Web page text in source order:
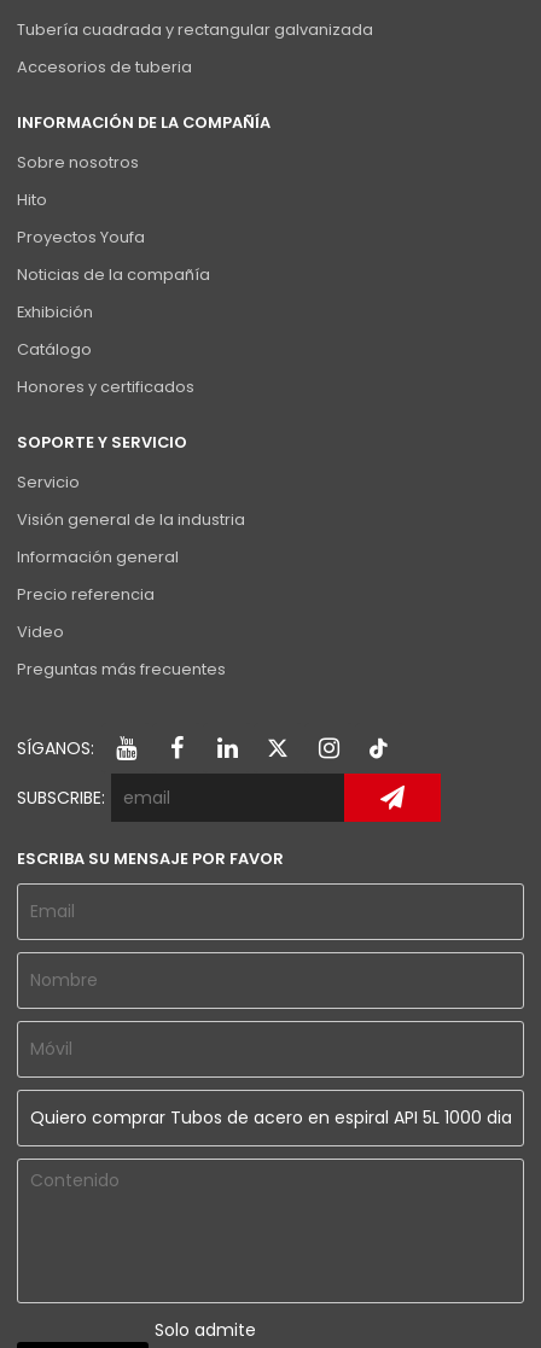
Tubería cuadrada y rectangular galvanizada
Accesorios de tuberia
INFORMACIÓN DE LA COMPAÑÍA
Sobre nosotros
Hito
Proyectos Youfa
Noticias de la compañía
Exhibición
Catálogo
Honores y certificados
SOPORTE Y SERVICIO
Servicio
Visión general de la industria
Información general
Precio referencia
Video
Preguntas más frecuentes
SÍGANOS:
SUBSCRIBE:
ESCRIBA SU MENSAJE POR FAVOR
Solo admite